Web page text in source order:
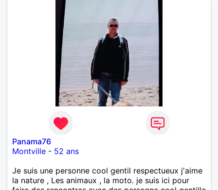
Panama76
Montville - 52 ans
Je suis une personne cool gentil respectueux j'aime
la nature , Les animaux , la moto. je suis ici pour